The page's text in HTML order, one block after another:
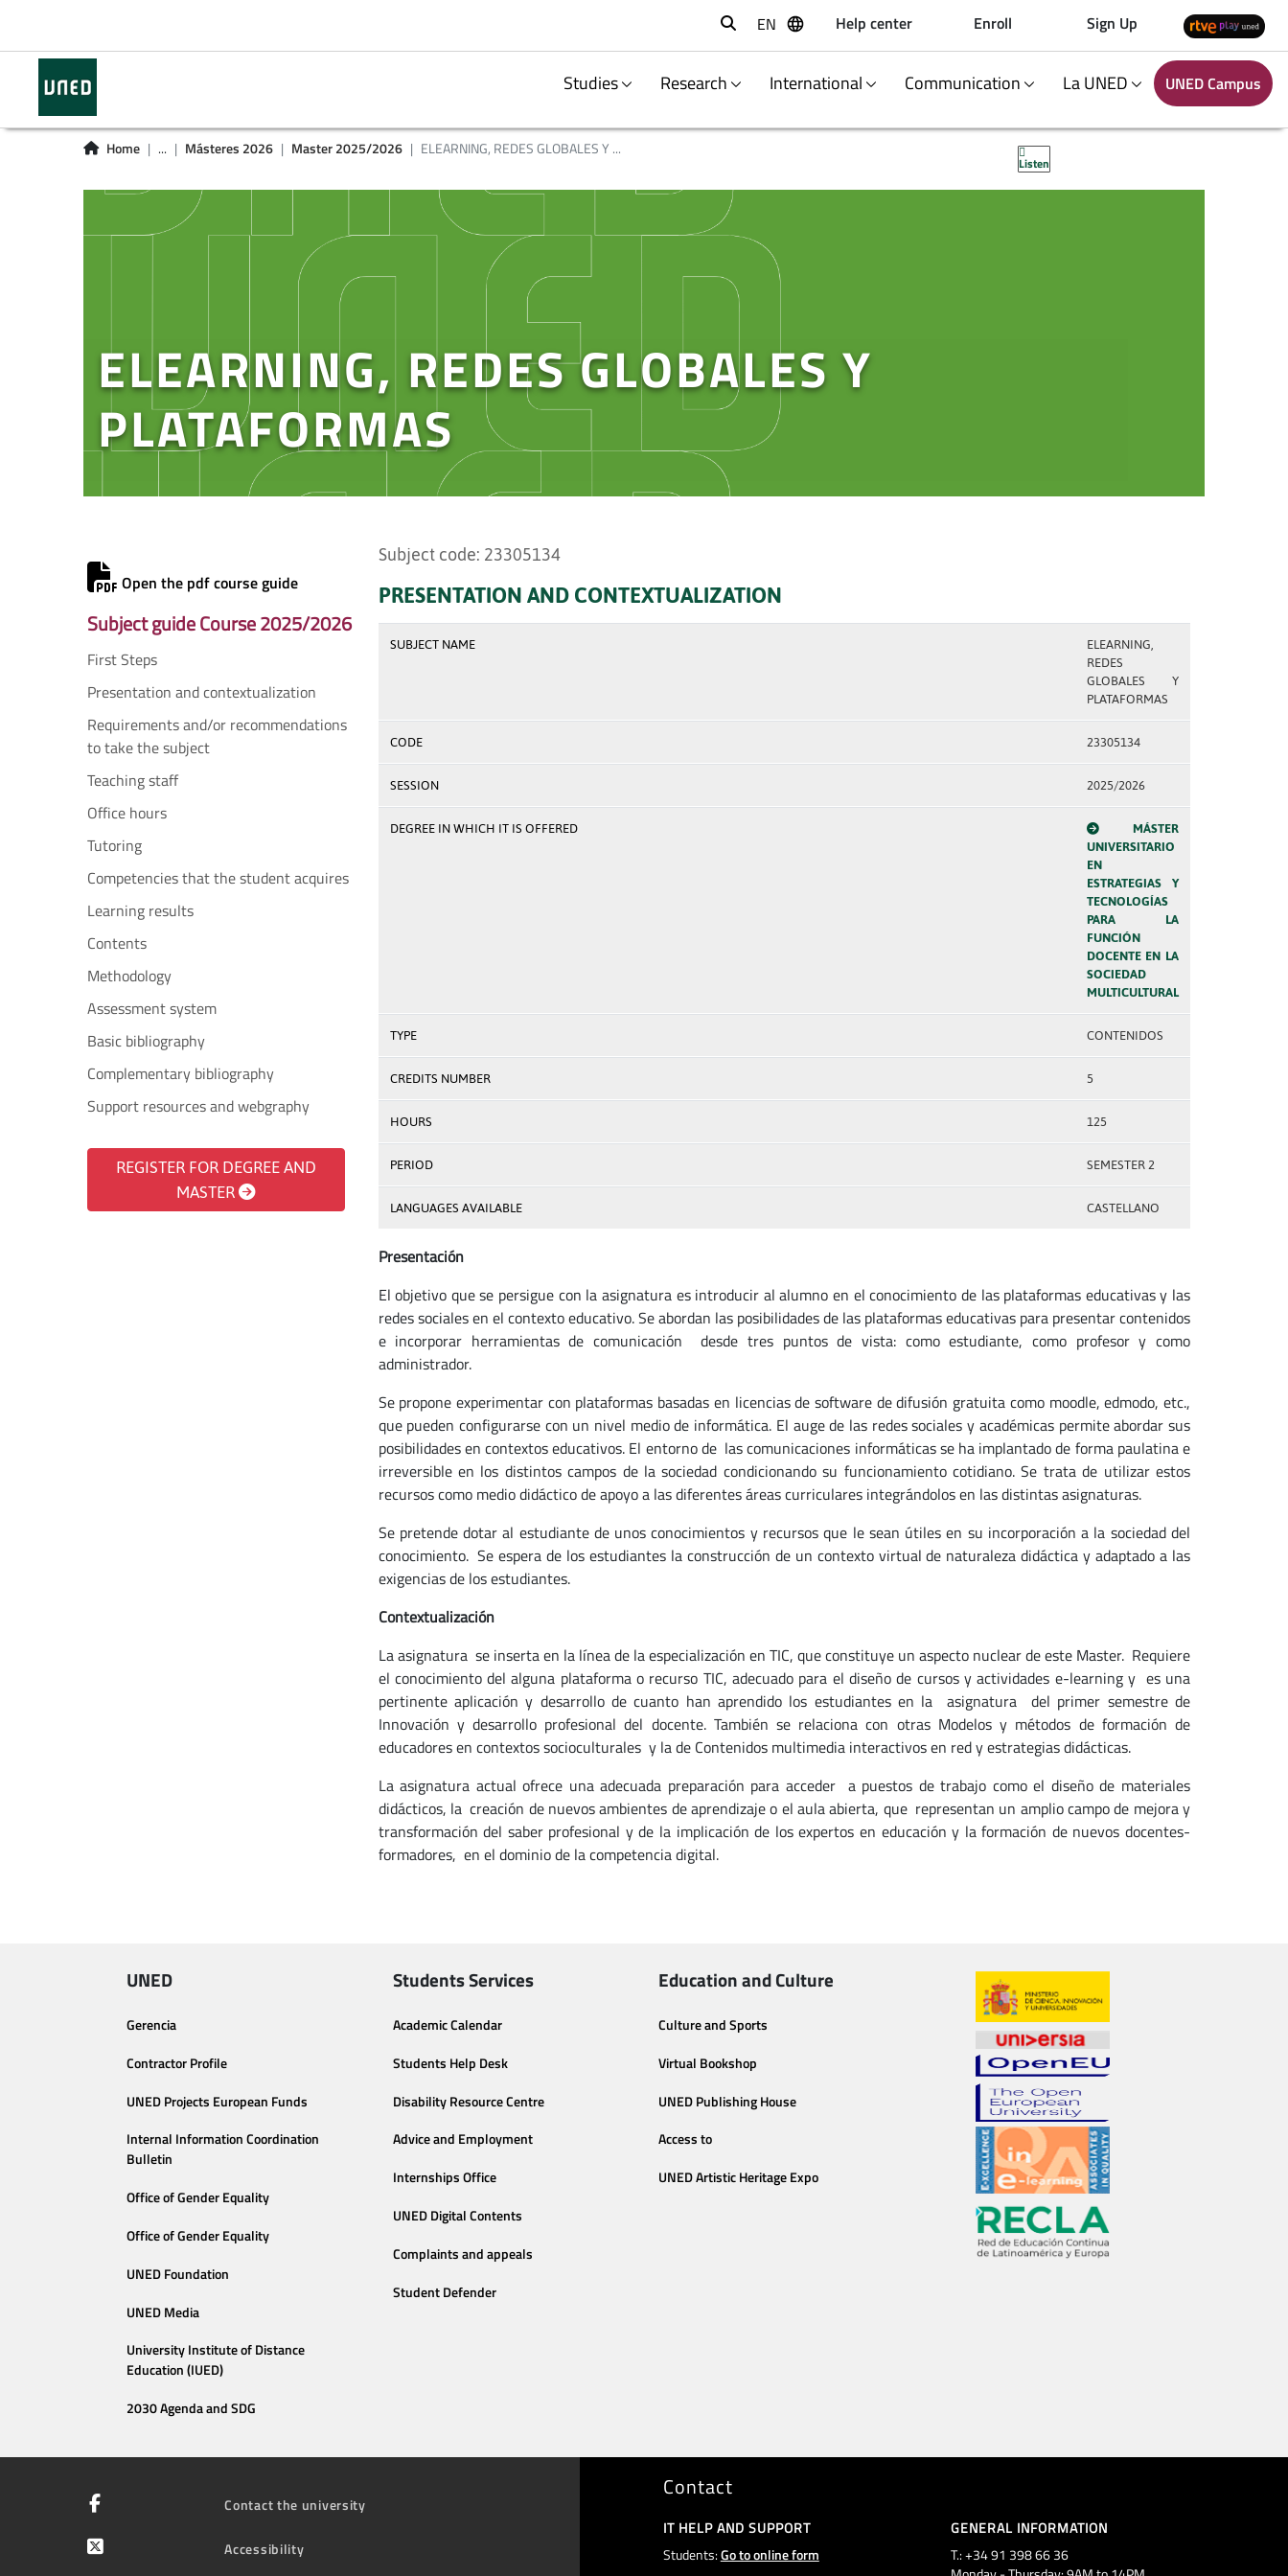
Buscar
EN Help center Enroll Sign Up
Studies Research International Communication La UNED UNED Campus
Home ... Másteres 2026 Master 2025/2026 ELEARNING, REDES GLOBALES Y ...
Listen
ELEARNING, REDES GLOBALES Y
PLATAFORMAS
Open the pdf course guide
Subject guide Course 2025/2026
First Steps
Presentation and contextualization
Requirements and/or recommendations
to take the subject
Teaching staff
Office hours
Tutoring
Competencies that the student acquires
Learning results
Contents
Methodology
Assessment system
Basic bibliography
Complementary bibliography
Support resources and webgraphy
REGISTER FOR DEGREE AND
MASTER
Subject code: 23305134
PRESENTATION AND CONTEXTUALIZATION
SUBJECT NAME
ELEARNING,
REDES
GLOBALES Y
PLATAFORMAS
CODE 23305134
SESSION 2025/2026
DEGREE IN WHICH IT IS OFFERED
MÁSTER
UNIVERSITARIO
EN
ESTRATEGIAS Y
TECNOLOGÍAS
PARA LA
FUNCIÓN
DOCENTE EN LA
SOCIEDAD
MULTICULTURAL
TYPE CONTENIDOS
CREDITS NUMBER 5
HOURS 125
PERIOD SEMESTER 2
LANGUAGES AVAILABLE CASTELLANO
Presentación
El objetivo que se persigue con la asignatura es introducir al alumno en el conocimiento de las plataformas educativas y las
redes sociales en el contexto educativo. Se abordan las posibilidades de las plataformas educativas para presentar contenidos
e incorporar herramientas de comunicación desde tres puntos de vista: como estudiante, como profesor y como
administrador.
Se propone experimentar con plataformas basadas en licencias de software de difusión gratuita como moodle, edmodo, etc.,
que pueden configurarse con un nivel medio de informática. El auge de las redes sociales y académicas permite abordar sus
posibilidades en contextos educativos. El entorno de las comunicaciones informáticas se ha implantado de forma paulatina e
irreversible en los distintos campos de la sociedad condicionando su funcionamiento cotidiano. Se trata de utilizar estos
recursos como medio didáctico de apoyo a las diferentes áreas curriculares integrándolos en las distintas asignaturas.
Se pretende dotar al estudiante de unos conocimientos y recursos que le sean útiles en su incorporación a la sociedad del
conocimiento. Se espera de los estudiantes la construcción de un contexto virtual de naturaleza didáctica y adaptado a las
exigencias de los estudiantes.
Contextualización
La asignatura se inserta en la línea de la especialización en TIC, que constituye un aspecto nuclear de este Master. Requiere
el conocimiento del alguna plataforma o recurso TIC, adecuado para el diseño de cursos y actividades e-learning y es una
pertinente aplicación y desarrollo de cuanto han aprendido los estudiantes en la asignatura del primer semestre de
Innovación y desarrollo profesional del docente. También se relaciona con otras Modelos y métodos de formación de
educadores en contextos socioculturales y la de Contenidos multimedia interactivos en red y estrategias didácticas.
La asignatura actual ofrece una adecuada preparación para acceder a puestos de trabajo como el diseño de materiales
didácticos, la creación de nuevos ambientes de aprendizaje o el aula abierta, que representan un amplio campo de mejora y
transformación del saber profesional y de la implicación de los expertos en educación y la formación de nuevos docentes-
formadores, en el dominio de la competencia digital.
UNED
Gerencia
Contractor Profile
UNED Projects European Funds
Internal Information Coordination
Bulletin
Office of Gender Equality
Office of Gender Equality
UNED Foundation
UNED Media
University Institute of Distance
Education (IUED)
2030 Agenda and SDG
Students Services
Academic Calendar
Students Help Desk
Disability Resource Centre
Advice and Employment
Internships Office
UNED Digital Contents
Complaints and appeals
Student Defender
Education and Culture
Culture and Sports
Virtual Bookshop
UNED Publishing House
Access to
UNED Artistic Heritage Expo
Contact the university
Accessibility
Contact
IT HELP AND SUPPORT
Students:Go to online form
GENERAL INFORMATION
T.: +34 91 398 66 36